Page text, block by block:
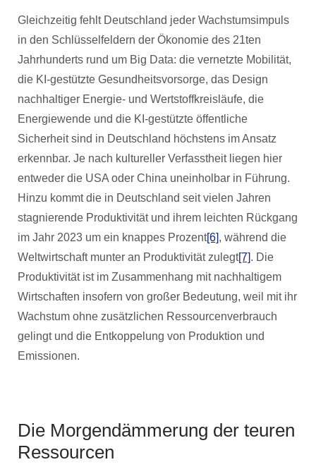
Gleichzeitig fehlt Deutschland jeder Wachstumsimpuls
in den Schlüsselfeldern der Ökonomie des 21ten
Jahrhunderts rund um Big Data: die vernetzte Mobilität,
die KI-gestützte Gesundheitsvorsorge, das Design
nachhaltiger Energie- und Wertstoffkreisläufe, die
Energiewende und die KI-gestützte öffentliche
Sicherheit sind in Deutschland höchstens im Ansatz
erkennbar. Je nach kultureller Verfasstheit liegen hier
entweder die USA oder China uneinholbar in Führung.
Hinzu kommt die in Deutschland seit vielen Jahren
stagnierende Produktivität und ihrem leichten Rückgang
im Jahr 2023 um ein knappes Prozent[6], während die
Weltwirtschaft munter an Produktivität zulegt[7]. Die
Produktivität ist im Zusammenhang mit nachhaltigem
Wirtschaften insofern von großer Bedeutung, weil mit ihr
Wachstum ohne zusätzlichen Ressourcenverbrauch
gelingt und die Entkoppelung von Produktion und
Emissionen.
Die Morgendämmerung der teuren
Ressourcen